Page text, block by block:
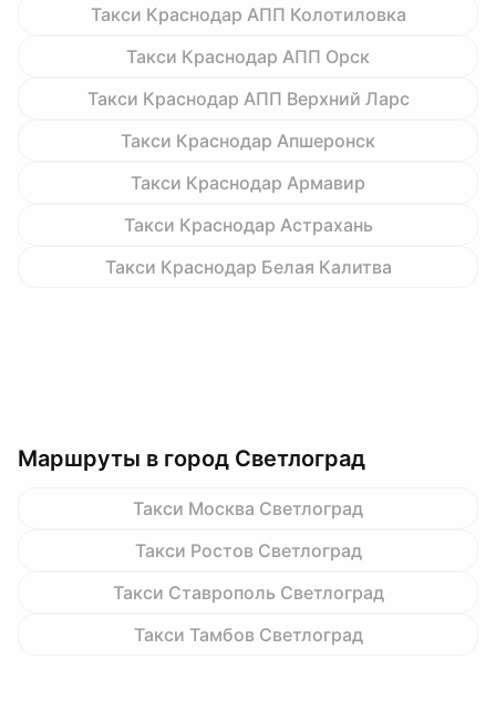
Такси Краснодар АПП Колотиловка
Такси Краснодар АПП Орск
Такси Краснодар АПП Верхний Ларс
Такси Краснодар Апшеронск
Такси Краснодар Армавир
Такси Краснодар Астрахань
Такси Краснодар Белая Калитва
Маршруты в город Светлоград
Такси Москва Светлоград
Такси Ростов Светлоград
Такси Ставрополь Светлоград
Такси Тамбов Светлоград